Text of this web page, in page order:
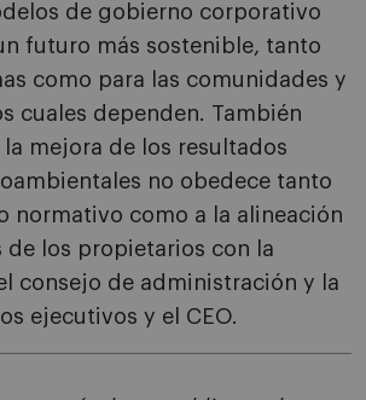
de gobierno corporativo
futuro más sostenible, tanto
como para las comunidades y
cuales dependen. También
mejora de los resultados
no obedece tanto
normativo como a la alineación
de los propietarios con la
consejo de administración y la
ejecutivos y el CEO.